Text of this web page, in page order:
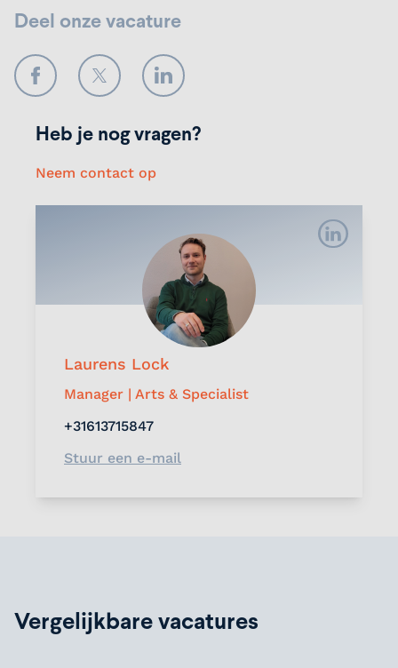
Deel onze vacature
FacebookTwitter LinkedIn
Heb je nog vragen?
Neem contact op
Laurens Lock
Manager | Arts & Specialist
+31613715847
Stuur een e-mail
Vergelijkbare vacatures